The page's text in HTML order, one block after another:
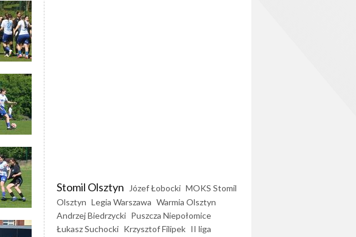
Stomil Olsztyn Józef Łobocki MOKS Stomil
Olsztyn Legia Warszawa Warmia Olsztyn
Andrzej Biedrzycki Puszcza Niepołomice
Łukasz Suchocki Krzysztof Filipek II liga